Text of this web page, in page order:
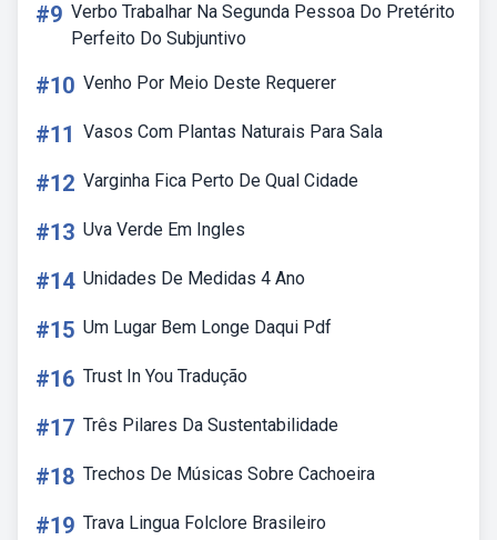
#9 Verbo Trabalhar Na Segunda Pessoa Do Pretérito
Perfeito Do Subjuntivo
#10 Venho Por Meio Deste Requerer
#11 Vasos Com Plantas Naturais Para Sala
#12 Varginha Fica Perto De Qual Cidade
#13 Uva Verde Em Ingles
#14 Unidades De Medidas 4 Ano
#15 Um Lugar Bem Longe Daqui Pdf
#16 Trust In You Tradução
#17 Três Pilares Da Sustentabilidade
#18 Trechos De Músicas Sobre Cachoeira
#19 Trava Lingua Folclore Brasileiro